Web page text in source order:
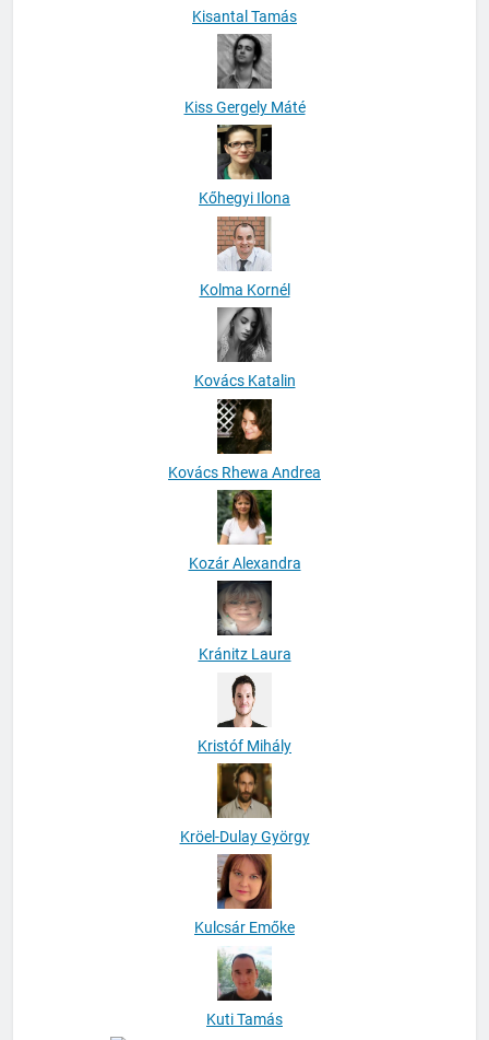
Kisantal Tamás
Kiss Gergely Máté
Kőhegyi Ilona
Kolma Kornél
Kovács Katalin
Kovács Rhewa Andrea
Kozár Alexandra
Kránitz Laura
Kristóf Mihály
Kröel-Dulay György
Kulcsár Emőke
Kuti Tamás